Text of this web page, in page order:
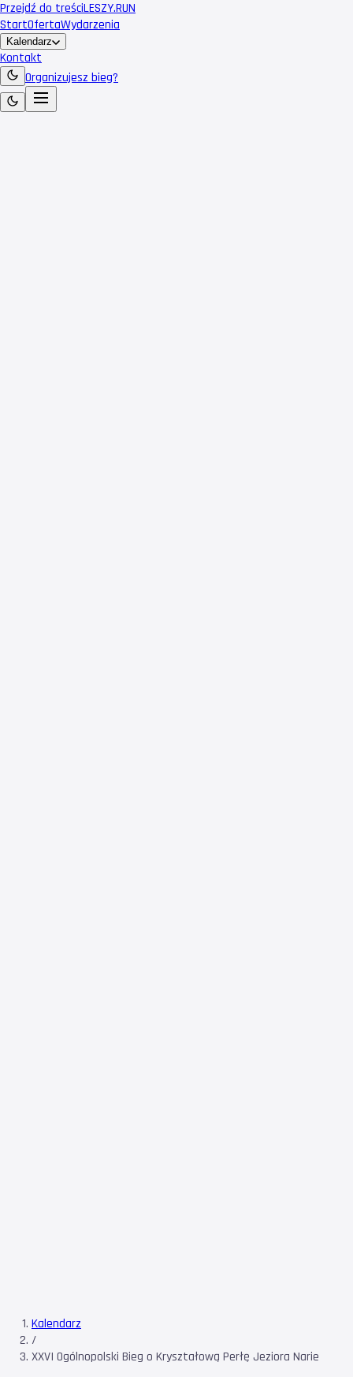
Przejdź do treściLESZY.RUN
StartOfertaWydarzenia
Kalendarz
Kontakt
Organizujesz bieg?
Kalendarz
/
XXVI Ogólnopolski Bieg o Kryształową Perłę Jeziora Narie